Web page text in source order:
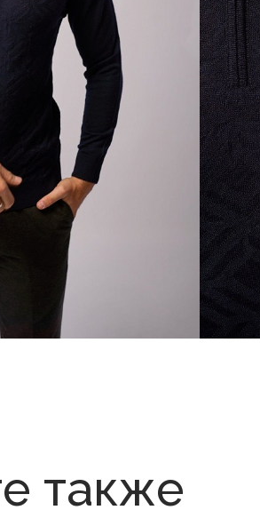
также